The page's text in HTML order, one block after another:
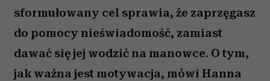
sformułowany cel sprawia, że zaprzęgasz
do pomocy nieświadomość, zamiast
dawać się jej wodzić na manowce. O tym,
jak ważna jest motywacja, mówi Hanna